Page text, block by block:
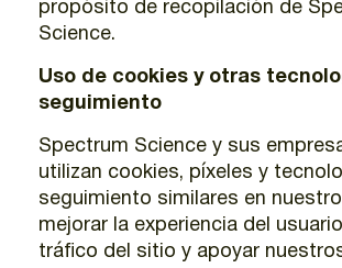
propósito de recopilación de
Science.
Uso de cookies y otras
seguimiento
Spectrum Science y sus
utilizan cookies, píxeles y
seguimiento similares en
mejorar la experiencia del
tráfico del sitio y apoyar